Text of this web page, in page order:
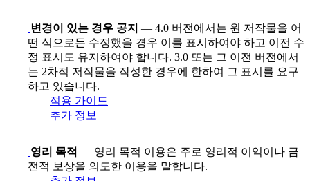
변경이 있는 경우 공지 — 4.0 버전에서는 원 저작물을 어
떤 식으로든 수정했을 경우 이를 표시하여야 하고 이전 수
정 표시도 유지하여야 합니다. 3.0 또는 그 이전 버전에서
는 2차적 저작물을 작성한 경우에 한하여 그 표시를 요구
하고 있습니다.
적용 가이드
추가 정보
영리 목적 — 영리 목적 이용은 주로 영리적 이익이나 금
전적 보상을 의도한 이용을 말합니다.